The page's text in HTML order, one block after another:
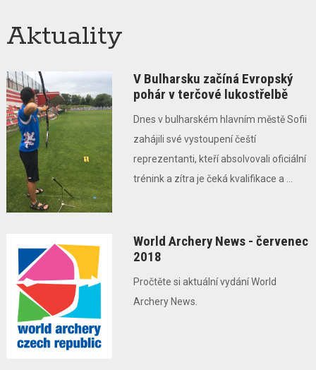
Aktuality
V Bulharsku začíná Evropský
pohár v terčové lukostřelbě
Dnes v bulharském hlavním městě Sofii
zahájili své vystoupení čeští
reprezentanti, kteří absolvovali oficiální
trénink a zítra je čeká kvalifikace a ...
World Archery News - červenec
2018
Pročtěte si aktuální vydání World
Archery News.